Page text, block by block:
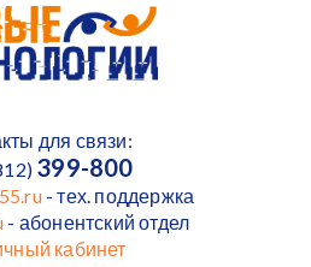
для связи:
399-800
- тех. поддержка
- абонентский отдел
кабинет